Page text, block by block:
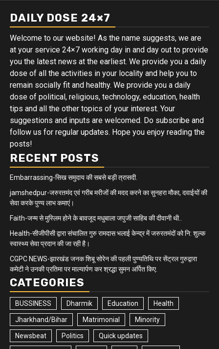
DAILY DOSE 24×7
Welcome to our website! As the name suggests, we are
at your service 24×7 working day in and day out to provide
you the latest news at the earliest. We provide you a daily
dose of all the activities in your locality and help you to
remain socially fit and healthy. We provide you a daily
dose of political, religious, technology, education, health
tips and all the other topics of your interest. Your
suggestions and inputs are welcomed. Do subscribe and
follow us for regular updates. Hope you enjoy reading the
posts!
RECENT POSTS
Embarrassing-सिख समुदाय की सबसे बड़ी त्रासदी.
jamshedpur-जरुरतमंद एवं गरीब मरीजों की मदद करने का सुनहरा मौका, दवाईयों की
सेवा करके पुण्य लाभ कमाएं।
Faith-जन्म से मुस्लिम होने के बावजूद मधुबाला जपुजी साहिब की दीवानी थी..
Health-सीजीपीसी द्वारा संचालित गुरु रामदास भलाई केन्द्र में जरुरतमंदों को नि: शुल्क
स्वास्थ्य सेवा प्रदान की जा रही है।
CGPC NEWS-झारखंड जनक शिबू सोरेन की पहली पुण्यतिथि पर सेंट्रल गुरुद्वारा
कमेटी ने उनकी प्रतिमा पर माल्यार्पण कर श्रद्धा सुमन अर्पित किए.
CATEGORIES
BUSSINESS Dharmik Education Health
Jharkhand/Bihar Matrimonial Minority
Newsbeat Politics Quick updates